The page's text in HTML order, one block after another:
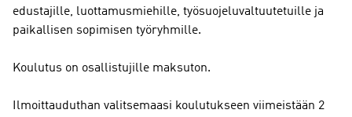
edustajille, luottamusmiehille, työsuojeluvaltuutetuille ja
paikallisen sopimisen työryhmille.
Koulutus on osallistujille maksuton.
Ilmoittauduthan valitsemaasi koulutukseen viimeistään 2